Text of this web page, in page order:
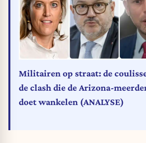
Militairen op straat: de
de clash die de Arizona-
doet wankelen (ANALYSE)